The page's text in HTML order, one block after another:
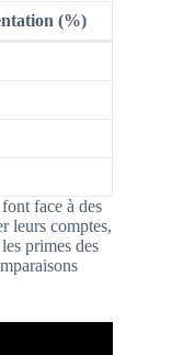
(%)
face à des
leurs comptes,
primes des